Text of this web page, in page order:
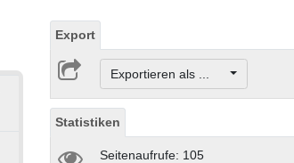
Export
Exportieren als ...
Statistiken
Seitenaufrufe: 105